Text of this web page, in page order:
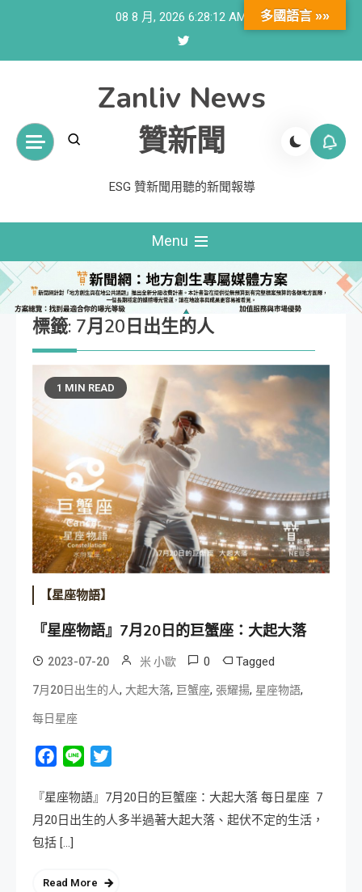
08 8 月, 2026 6:28:12 AM
Zanliv News
贊新聞
ESG 贊新聞用聽的新聞報導
Menu
標籤: 7月20日出生的人
1 MIN READ
【星座物語】
『星座物語』7月20日的巨蟹座：大起大落
2023-07-20 米 小歐 0 Tagged
7月20日出生的人, 大起大落, 巨蟹座, 張耀揚, 星座物語,
每日星座
Facebook
Line
『星座物語』7月20日的巨蟹座：大起大落 每日星座 7
月20日出生的人多半過著大起大落、起伏不定的生活，
包括 […]
Read More
多國語言 »»